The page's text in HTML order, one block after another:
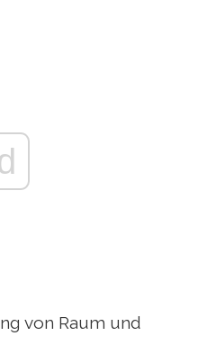
von Raum und